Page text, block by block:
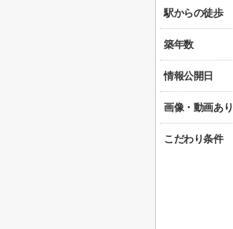
駅からの徒歩
築年数
情報公開日
画像・動画あり
こだわり条件